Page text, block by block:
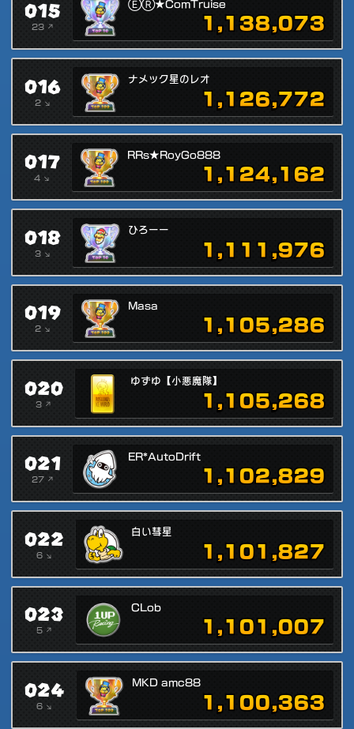
015
23 ↗
ⒺⓇ★ComTruise
1,138,073
016
2 ↘
ナメック星のレオ
1,126,772
017
4 ↘
RRs★RoyGo888
1,124,162
018
3 ↘
ひろーー
1,111,976
019
2 ↘
Masa
1,105,286
020
3 ↗
ゆずゆ【小悪魔隊】
1,105,268
021
27 ↗
ER*AutoDrift
1,102,829
022
6 ↘
白い彗星
1,101,827
023
5 ↗
CLob
1,101,007
024
6 ↘
MKD amc88
1,100,363